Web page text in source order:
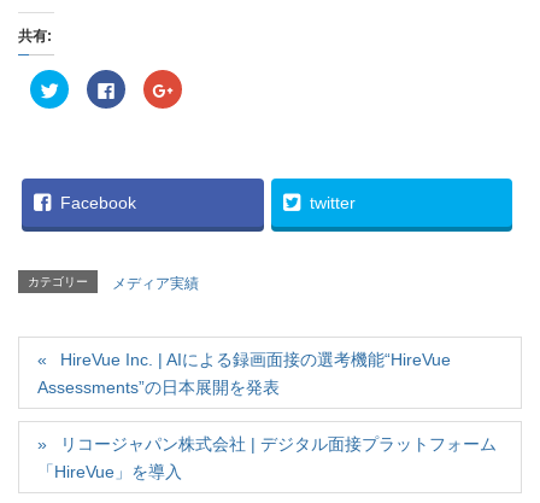
共有:
ク
リ
i
t
t
で
共
い
ィ
ン
ド
で
開
き
ま
F
a
で
共
有
に
は
し
く
だ
さ
(
し
い
ク
リ
l
で
共
い
ウ
ィ
ン
ド
ウ
で
開
き
ま
Facebook twitter
カテゴリー メディア実績
HireVue Inc. | AIによる録画面接の選考機能“HireVue
Assessments”の日本展開を発表
リコージャパン株式会社 | デジタル面接プラットフォーム
「HireVue」を導入